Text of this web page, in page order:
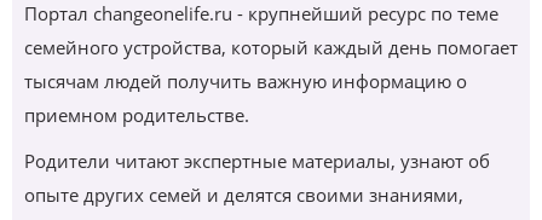
Портал changeonelife.ru - крупнейший ресурс по теме
семейного устройства, который каждый день помогает
тысячам людей получить важную информацию о
приемном родительстве.
Родители читают экспертные материалы, узнают об
опыте других семей и делятся своими знаниями,